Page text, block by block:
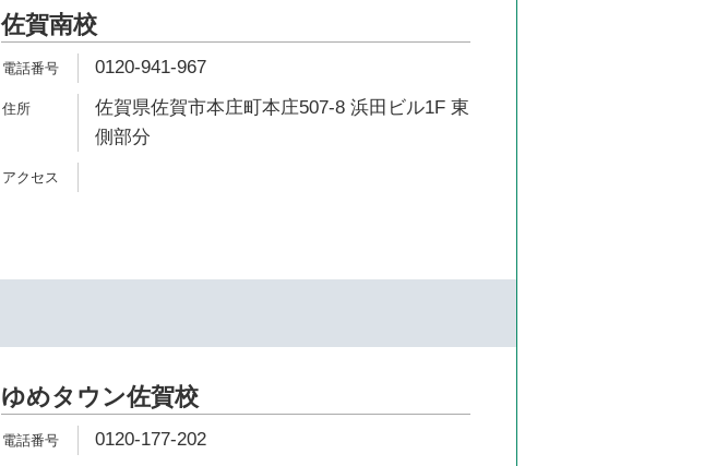
佐賀南校
0120-941-967
佐賀県佐賀市本庄町本庄507-8 浜田ビル1F 東
側部分
ゆめタウン佐賀校
0120-177-202